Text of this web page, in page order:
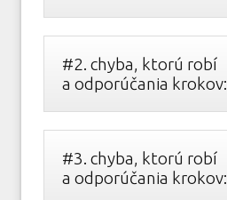
#2. chyba, ktorú robí
a odporúčania krokov:
#3. chyba, ktorú robí
a odporúčania krokov: